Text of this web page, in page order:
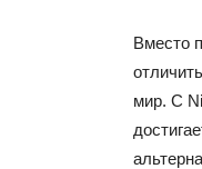
Вместо
мир. С